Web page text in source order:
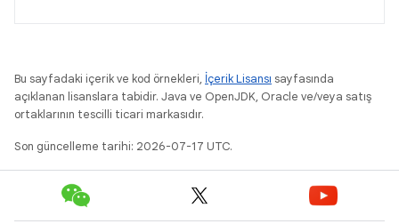
Bu sayfadaki içerik ve kod örnekleri, İçerik Lisansı sayfasında
açıklanan lisanslara tabidir. Java ve OpenJDK, Oracle ve/veya satış
ortaklarının tescilli ticari markasıdır.
Son güncelleme tarihi: 2026-07-17 UTC.